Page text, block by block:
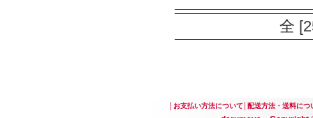
全
お支払い方法について│ 配送方法・送料につ